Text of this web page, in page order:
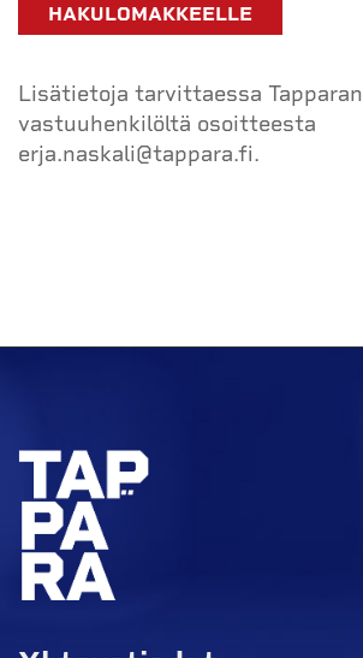
HAKULOMAKKEELLE
Lisätietoja tarvittaessa Tapparan
vastuuhenkilöltä osoitteesta
erja.naskali@tappara.fi.